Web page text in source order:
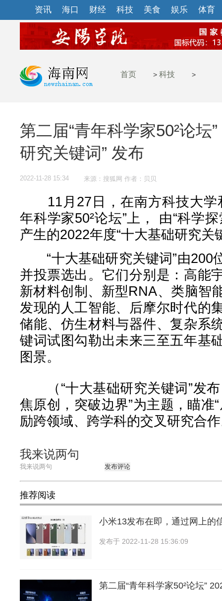
资讯 海口 财经 科技 美食 娱乐 体育
首页 > 科技 >
第二届“青年科学家50²论坛
研究关键词” 发布
2022-11-28 15:34 来源：搜狐网 作者：贝贝
11月27日，在南方科技大学
年科学家50²论坛”上， 由“科学
产生的2022年度“十大基础研究关
“十大基础研究关键词”由200
并投票选出。它们分别是：高能
新材料创制、新型RNA、类脑智
发现的人工智能、后摩尔时代的
储能、仿生材料与器件、复杂系
键词试图勾勒出未来三至五年基
图景。
（“十大基础研究关键词”发布
焦原创，突破边界”为主题，瞄准
励跨领域、跨学科的交叉研究合
我来说两句
发布评论
推荐阅读
小米13发布在即，通过网上的
发布于 2022-11-28 15:36:09
第二届“青年科学家50²论坛”